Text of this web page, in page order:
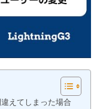
えてしまった場合